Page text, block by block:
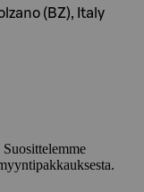
(BZ), Italy